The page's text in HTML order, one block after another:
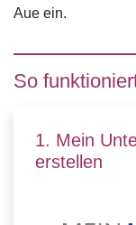
Aue ein.
So
1. Mein
erstellen